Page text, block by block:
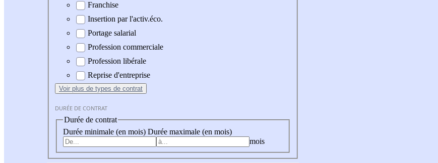
Franchise
Insertion par l'activ.éco.
Portage salarial
Profession commerciale
Profession libérale
Reprise d'entreprise
Voir plus de types de contrat
DURÉE DE CONTRAT
Durée de contrat
Durée minimale (en mois) Durée maximale (en mois)
mois